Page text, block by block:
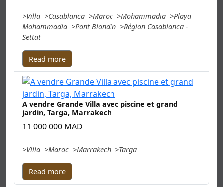
Villa Casablanca Maroc Mohammadia
Playa
Mohammadia
Pont Blondin
Région Casablanca -
Settat
Read more
A vendre Grande Villa avec piscine et grand
jardin, Targa, Marrakech
11 000 000 MAD
Villa Maroc Marrakech Targa
Read more